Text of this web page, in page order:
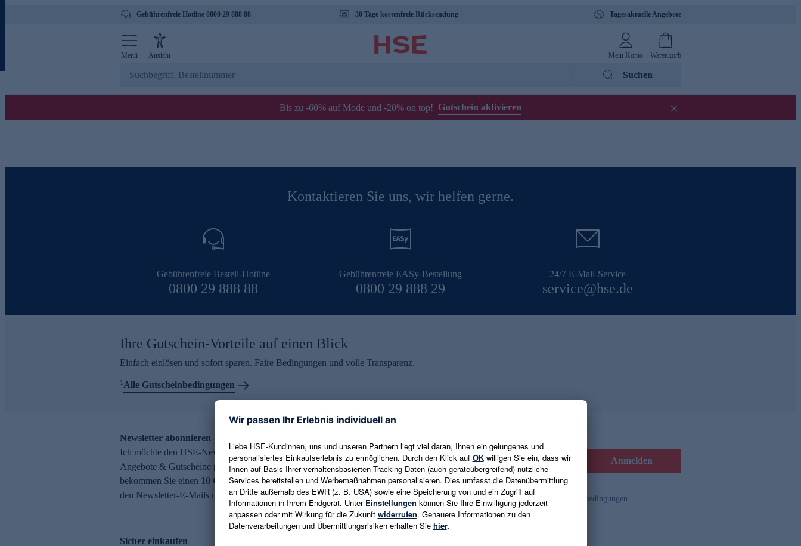
Gebührenfreie Hotline 0800 29 888 88 30 Tage kostenfreie Rücksendung Tagesaktuelle Angebote
Menü Ansicht Mein Konto Warenkorb
Suchen
Bis zu -60% auf Mode und -20% on top! Gutschein aktivieren
Kontaktieren Sie uns, wir helfen gerne.
Gebührenfreie Bestell-Hotline
0800 29 888 88
Gebührenfreie EASy-Bestellung
0800 29 888 29
24/7 E-Mail-Service
service@hse.de
Ihre Gutschein-Vorteile auf einen Blick
Einfach einlösen und sofort sparen. Faire Bedingungen und volle Transparenz.
1Alle Gutscheinbedingungen
Newsletter abonnieren – 10 € Gutschein erhalten
Ich möchte den HSE-Newsletter abonnieren und aktuelle Trends,
Angebote & Gutscheine per E-Mail erhalten. Als Dankeschön
bekommen Sie einen 10 € Gutschein. Eine Abmeldung ist jederzeit in
den Newsletter-E-Mails möglich.
E-Mail-Adresse eingeben Anmelden
Es gelten die Datenschutzrichtlinien und die Gutscheinbedingungen
Sicher einkaufen